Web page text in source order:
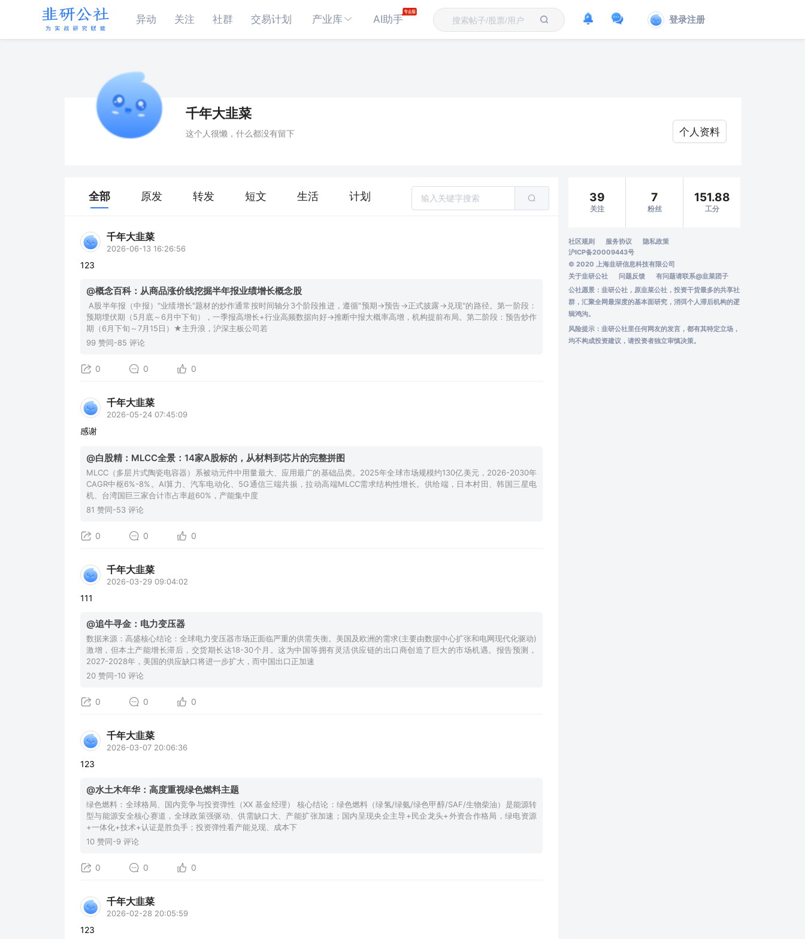
异动 关注 社群 交易计划 产业库 AI助手 登录注册
千年大韭菜
这个人很懒，什么都没有留下 个人资料
全部 原发 转发 短文 生活 计划
千年大韭菜
2026-06-13 16:26:56
123
@概念百科：从商品涨价线挖掘半年报业绩增长概念股
A股半年报（中报）"业绩增长"题材的炒作通常按时间轴分3个阶段推进，遵循"预期→预告→正式披露→兑现"的路径。第一阶段：
预期埋伏期（5月底～6月中下旬），一季报高增长+行业高频数据向好→推断中报大概率高增，机构提前布局。第二阶段：预告炒作
期（6月下旬～7月15日）★主升浪，沪深主板公司若
99 赞同-85 评论
0 0 0
千年大韭菜
2026-05-24 07:45:09
感谢
@白股精：MLCC全景：14家A股标的，从材料到芯片的完整拼图
MLCC（多层片式陶瓷电容器）系被动元件中用量最大、应用最广的基础品类。2025年全球市场规模约130亿美元，2026-2030年
CAGR中枢6%-8%。AI算力、汽车电动化、5G通信三端共振，拉动高端MLCC需求结构性增长。供给端，日本村田、韩国三星电
机、台湾国巨三家合计市占率超60%，产能集中度
81 赞同-53 评论
0 0 0
千年大韭菜
2026-03-29 09:04:02
111
@追牛寻金：电力变压器
数据来源：高盛核心结论：全球电力变压器市场正面临严重的供需失衡。美国及欧洲的需求(主要由数据中心扩张和电网现代化驱动)
激增，但本土产能增长滞后，交货期长达18-30个月。这为中国等拥有灵活供应链的出口商创造了巨大的市场机遇。报告预测，
2027-2028年，美国的供应缺口将进一步扩大，而中国出口正加速
20 赞同-10 评论
0 0 0
千年大韭菜
2026-03-07 20:06:36
123
@水土木年华：高度重视绿色燃料主题
绿色燃料：全球格局、国内竞争与投资弹性（XX 基金经理） 核心结论：绿色燃料（绿氢/绿氨/绿色甲醇/SAF/生物柴油）是能源转
型与能源安全核心赛道，全球政策强驱动、供需缺口大、产能扩张加速；国内呈现央企主导+民企龙头+外资合作格局，绿电资源
+一体化+技术+认证是胜负手；投资弹性看产能兑现、成本下
10 赞同-9 评论
0 0 0
千年大韭菜
2026-02-28 20:05:59
123
39
关注
7
粉丝
151.88
工分
社区规则 服务协议
隐私政策
沪ICP备20009443号
© 2020 上海韭研信息科技有限公司
关于韭研公社
问题反馈 有问题请联系@韭菜团子
公社愿景：韭研公社，原韭菜公社，投资干货最多的共享社
群，汇聚全网最深度的基本面研究，消弭个人滞后机构的逻
辑鸿沟。
风险提示：韭研公社里任何网友的发言，都有其特定立场，
均不构成投资建议，请投资者独立审慎决策。